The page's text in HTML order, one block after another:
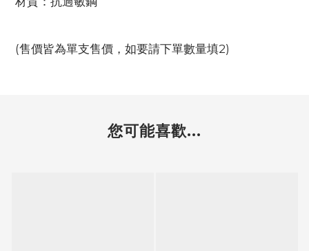
(售價皆為單支售價，如要請下單數量填2)
您可能喜歡...